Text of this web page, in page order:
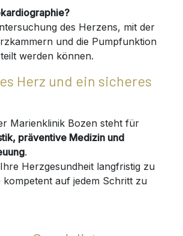
des Herzens, mit der
und die Pumpfunktion
werden können.
Herz und ein sicheres
Marienklinik Bozen steht für
präventive Medizin und
.
Herzgesundheit langfristig zu
kompetent auf jedem Schritt zu